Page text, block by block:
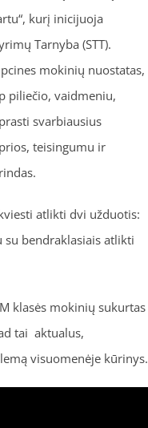
kurį inicijuoja
Tarnyba (STT).
mokinių nuostatas,
piliečio, vaidmeniu,
svarbiausius
teisingumu ir
atlikti dvi užduotis:
bendraklasiais atlikti
klasės mokinių sukurtas
tai aktualus,
visuomenėje kūrinys.